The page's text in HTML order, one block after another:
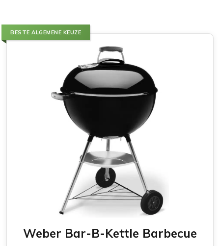
BESTE ALGEMENE KEUZE
Weber Bar-B-Kettle Barbecue